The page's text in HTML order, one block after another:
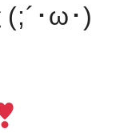
･ω･)